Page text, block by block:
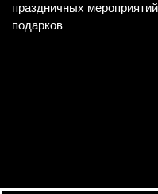
праздничных
подарков